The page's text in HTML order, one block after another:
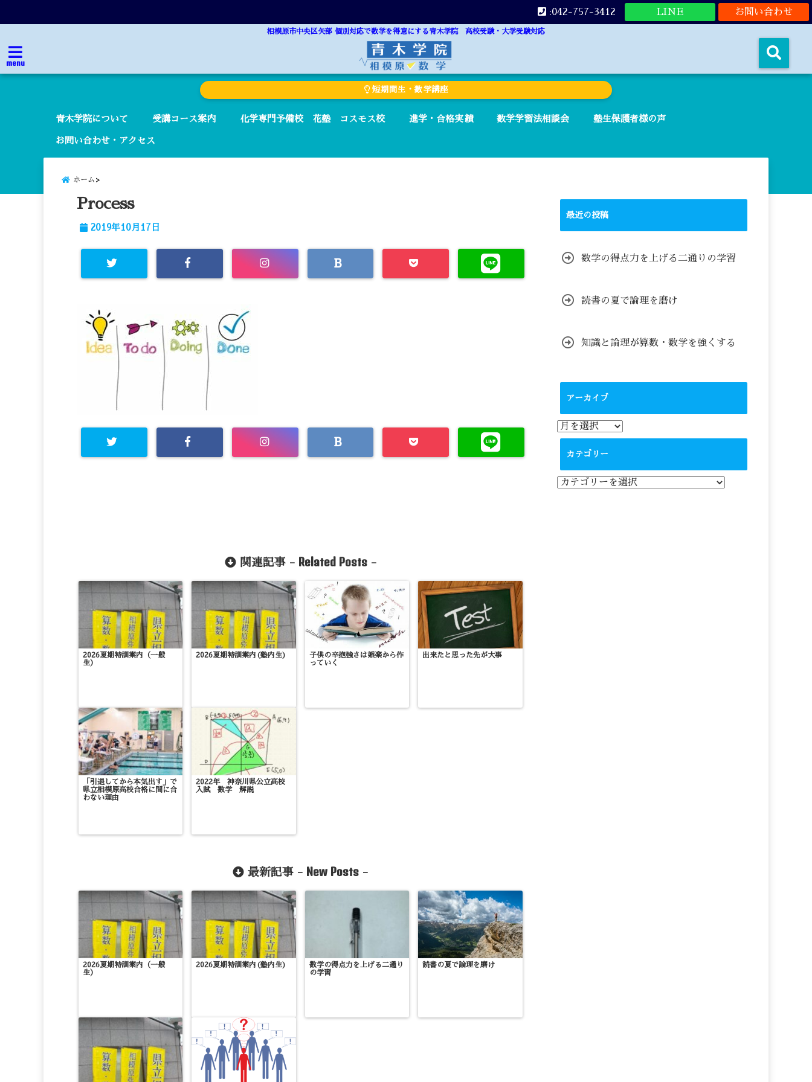
お問い合わせ
LINE
:042-757-3412
相模原市中央区矢部 個別対応で数学を得意にする青木学院 高校受験・大学受験対応
menu
短期間生・数学講座
青木学院について 受講コース案内 化学専門予備校 花塾 コスモス校 進学・合格実績 数学学習法相談会 塾生保護者様の声
お問い合わせ・アクセス
ホーム
Process
2019年10月17日
関連記事 - Related Posts-
2026夏期特訓案内（一般
生）
2026夏期特訓案内(塾内生)
子供の辛抱強さは娯楽から作
っていく
出来たと思った先が大事
「引退してから本気出す」で
県立相模原高校合格に間に合
わない理由
2022年 神奈川県公立高校
入試 数学 解説
最新記事 - New Posts -
2026夏期特訓案内（一般
生）
2026夏期特訓案内(塾内生)
数学の得点力を上げる二通り
の学習
読書の夏で論理を磨け
最近の投稿
数学の得点力を上げる二通りの学習
読書の夏で論理を磨け
知識と論理が算数・数学を強くする
アーカイブ
ア
ー
カテゴリー
カ
テ